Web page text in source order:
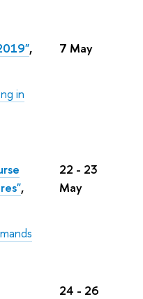
,
in
7 May
,
22 - 23
May
24 - 26